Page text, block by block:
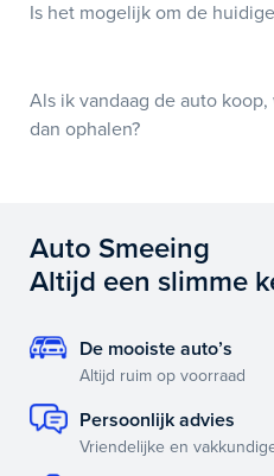
Is het mogelijk om de
Als ik vandaag de auto
dan ophalen?
Auto Smeeing
Altijd een slimme
De mooiste auto’s
Altijd ruim op voorraad
Persoonlijk advies
Vriendelijke en